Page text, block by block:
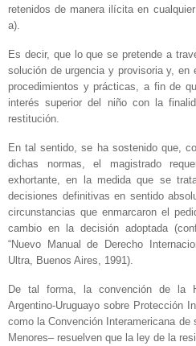
retenidos de manera ilícita en
a).
Es decir, que lo que se pretende a
solución de urgencia y provisoria y, en
procedimientos y prácticas, a fin de
interés superior del niño con la
restitución.
En tal sentido, se ha sostenido que,
dichas normas, el magistrado
exhortante, en la medida que se
decisiones definitivas en sentido
circunstancias que enmarcaron el
cambio en la decisión adoptada
“Nuevo Manual de Derecho
Ultra, Buenos Aires, 1991).
De tal forma, la convención de la
Argentino-Uruguayo sobre Protección
como la Convención Interamericana
Menores– resuelven que la ley de la